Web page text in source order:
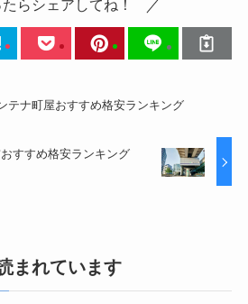
らシェアしてね！
テナ町屋おすすめ格安ランキング
すすめ格安ランキング
まれています